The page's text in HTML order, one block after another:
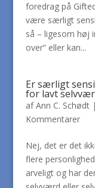
foredrag på
være særligt
så – ligesom høj
over” eller kan...
Er særligt
for lavt
afAnn C. Schødt|
Kommentarer
Nej, det er det
flere
arveligt og har